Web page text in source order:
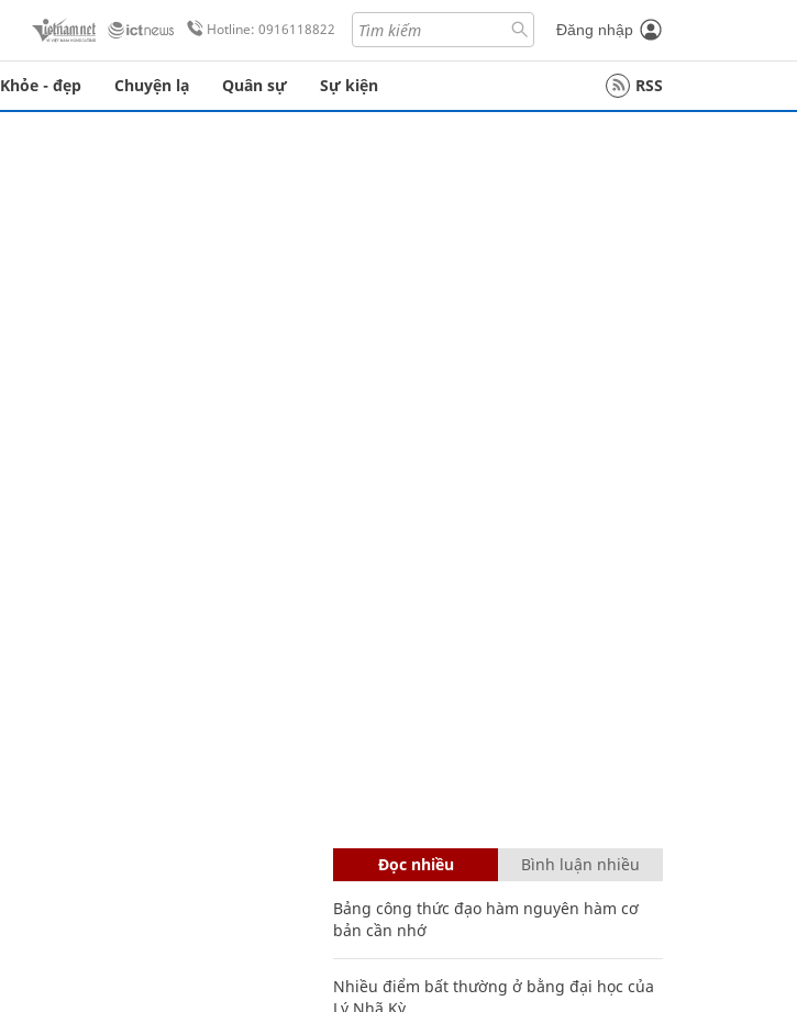
Hotline: 0916118822 Đăng nhập
Khỏe - đẹp Chuyện lạ Quân sự Sự kiện RSS
Đọc nhiều Bình luận nhiều
Bảng công thức đạo hàm nguyên hàm cơ
bản cần nhớ
Nhiều điểm bất thường ở bằng đại học của